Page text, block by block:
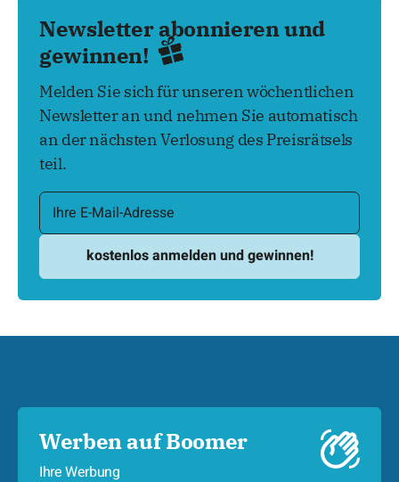
Newsletter abonnieren und
gewinnen!
Melden Sie sich für unseren wöchentlichen
Newsletter an und nehmen Sie automatisch
an der nächsten Verlosung des Preisrätsels
teil.
Werben auf Boomer
Ihre Werbung